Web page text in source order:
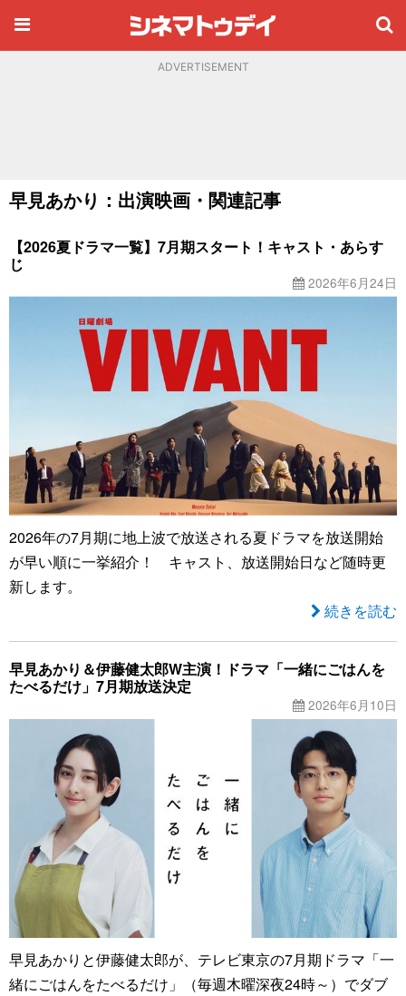
ADVERTISEMENT
早見あかり：出演映画・関連記事
【2026夏ドラマ一覧】7月期スタート！キャスト・あらす
じ
2026年6月24日
2026年の7月期に地上波で放送される夏ドラマを放送開始
が早い順に一挙紹介！ キャスト、放送開始日など随時更
新します。
続きを読む
早見あかり＆伊藤健太郎W主演！ドラマ「一緒にごはんを
たべるだけ」7月期放送決定
2026年6月10日
早見あかりと伊藤健太郎が、テレビ東京の7月期ドラマ「一
緒にごはんをたべるだけ」（毎週木曜深夜24時～）でダブ